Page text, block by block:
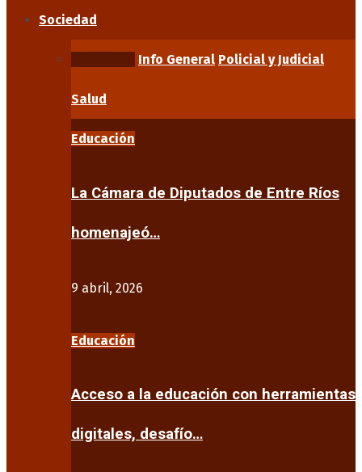
Sociedad
Info General Policial y Judicial
Salud
Educación
La Cámara de Diputados de Entre Ríos
homenajeó…
9 abril, 2026
Educación
Acceso a la educación con herramientas
digitales, desafío…